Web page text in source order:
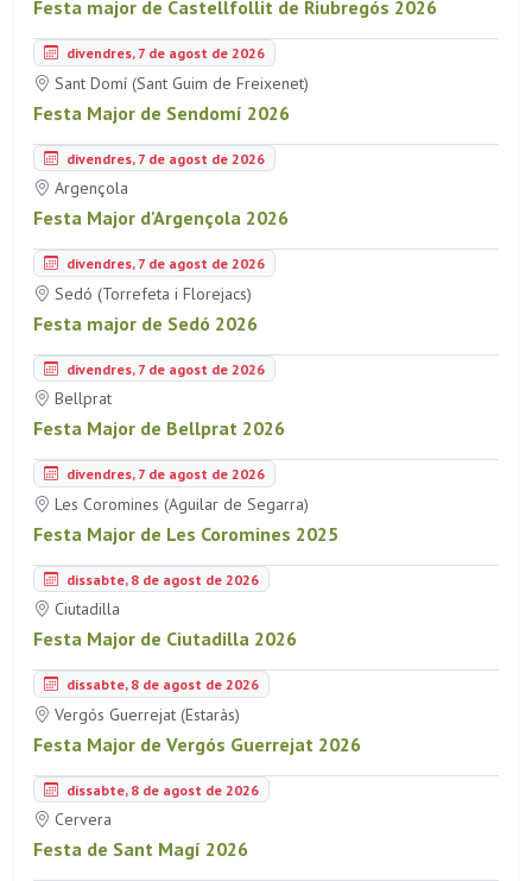
Festa major de Castellfollit de Riubregós 2026
divendres, 7 de agost de 2026
Sant Domí (Sant Guim de Freixenet)
Festa Major de Sendomí 2026
divendres, 7 de agost de 2026
Argençola
Festa Major d'Argençola 2026
divendres, 7 de agost de 2026
Sedó (Torrefeta i Florejacs)
Festa major de Sedó 2026
divendres, 7 de agost de 2026
Bellprat
Festa Major de Bellprat 2026
divendres, 7 de agost de 2026
Les Coromines (Aguilar de Segarra)
Festa Major de Les Coromines 2025
dissabte, 8 de agost de 2026
Ciutadilla
Festa Major de Ciutadilla 2026
dissabte, 8 de agost de 2026
Vergós Guerrejat (Estaràs)
Festa Major de Vergós Guerrejat 2026
dissabte, 8 de agost de 2026
Cervera
Festa de Sant Magí 2026